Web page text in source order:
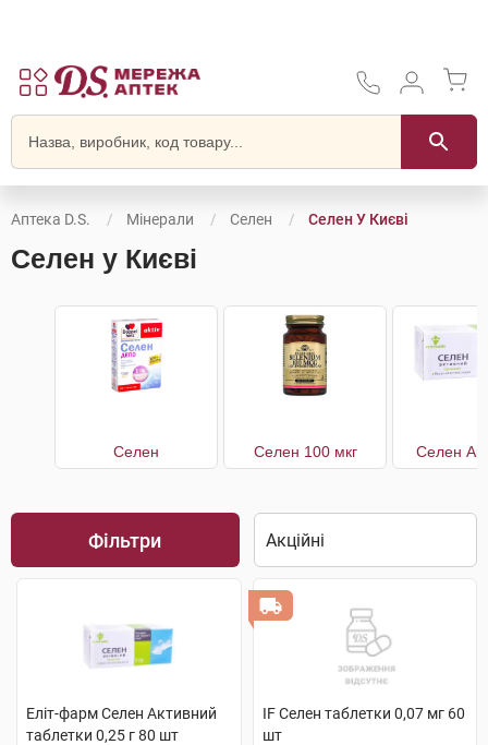
Аптека D.S. Мінерали Селен Селен У Києві
Селен у Києві
Селен Селен 100 мкг Селен
Фільтри
Еліт-фарм Селен Активний
таблетки 0,25 г 80 шт
IF Селен таблетки 0,07 мг 60
шт